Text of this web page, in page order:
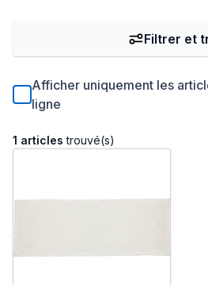
Afficher uniquement les
ligne
1 articles trouvé(s)
Filtrer et